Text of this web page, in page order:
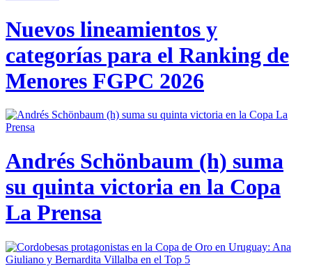
Nuevos lineamientos y
categorías para el Ranking de
Menores FGPC 2026
Andrés Schönbaum (h) suma
su quinta victoria en la Copa
La Prensa